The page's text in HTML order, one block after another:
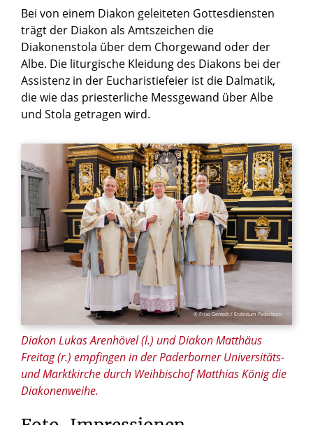
© Friso Gentsch / Erzbistum Paderborn
Diakon Lukas Arenhövel (l.) und Diakon Matthäus
Freitag (r.) empfingen in der Paderborner Universitäts-
und Marktkirche durch Weihbischof Matthias König die
Diakonenweihe.
Bei von einem Diakon geleiteten Gottesdiensten
trägt der Diakon als Amtszeichen die
Diakonenstola über dem Chorgewand oder der
Albe. Die liturgische Kleidung des Diakons bei der
Assistenz in der Eucharistiefeier ist die Dalmatik,
die wie das priesterliche Messgewand über Albe
und Stola getragen wird.